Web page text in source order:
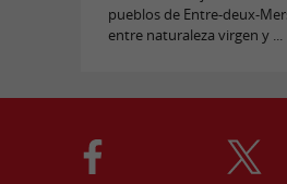
pueblos de Entre-deux-
entre naturaleza virgen y ...